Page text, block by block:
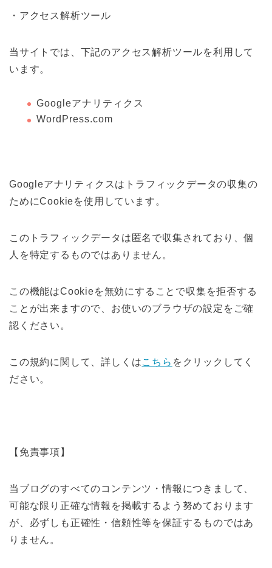
・アクセス解析ツール
当サイトでは、下記のアクセス解析ツールを利用して
います。
Googleアナリティクス
WordPress.com
Googleアナリティクスはトラフィックデータの収集の
ためにCookieを使用しています。
このトラフィックデータは匿名で収集されており、個
人を特定するものではありません。
この機能はCookieを無効にすることで収集を拒否する
ことが出来ますので、お使いのブラウザの設定をご確
認ください。
この規約に関して、詳しくはこちら をクリックしてく
ださい。
【免責事項】
当ブログのすべてのコンテンツ・情報につきまして、
可能な限り正確な情報を掲載するよう努めております
が、必ずしも正確性・信頼性等を保証するものではあ
りません。